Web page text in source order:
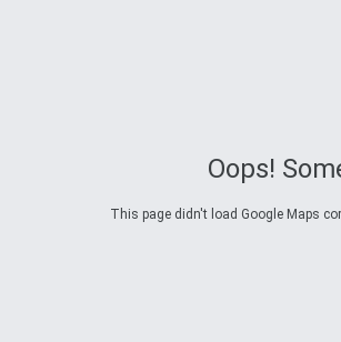
Oops!
This page didn't load Google Maps